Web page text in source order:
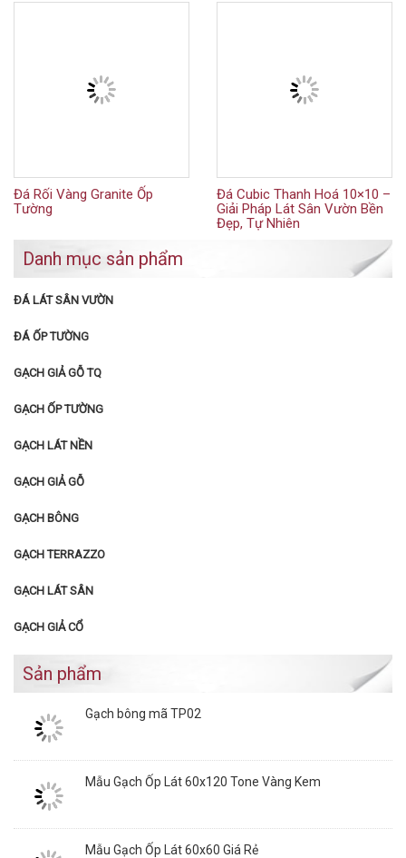
Đá Rối Vàng Granite Ốp
Tường
Đá Cubic Thanh Hoá 10×10 –
Giải Pháp Lát Sân Vườn Bền
Đẹp, Tự Nhiên
Danh mục sản phẩm
ĐÁ LÁT SÂN VƯỜN
ĐÁ ỐP TƯỜNG
GẠCH GIẢ GỖ TQ
GẠCH ỐP TƯỜNG
GẠCH LÁT NỀN
GẠCH GIẢ GỖ
GẠCH BÔNG
GẠCH TERRAZZO
GẠCH LÁT SÂN
GẠCH GIẢ CỔ
Sản phẩm
Gạch bông mã TP02
Mẫu Gạch Ốp Lát 60x120 Tone Vàng Kem
Mẫu Gạch Ốp Lát 60x60 Giá Rẻ